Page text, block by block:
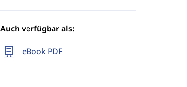
Auch verfügbar als:
eBook PDF